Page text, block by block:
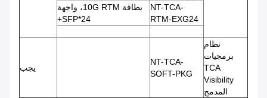
NT-TCA-
RTM-EXG24
بطاقة 10G RTM، واجهة
24*SFP+
نظام
برمجيات
TCA
Visibility
المدمج
NT-TCA-
SOFT-PKG
يجب